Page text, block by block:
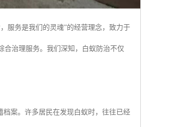
服务是我们的灵魂”的经营理念，致力于
合治理服务。我们深知，白蚁防治不仅
档案。许多居民在发现白蚁时，往往已经